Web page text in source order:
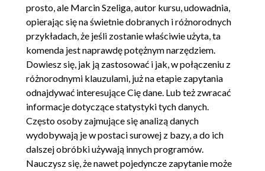
prosto, ale Marcin Szeliga, autor kursu, udowadnia,
opierając się na świetnie dobranych i różnorodnych
przykładach, że jeśli zostanie właściwie użyta, ta
komenda jest naprawdę potężnym narzędziem.
Dowiesz się, jak ją zastosować i jak, w połączeniu z
różnorodnymi klauzulami, już na etapie zapytania
odnajdywać interesujące Cię dane. Lub też zwracać
informacje dotyczące statystyki tych danych.
Często osoby zajmujące się analizą danych
wydobywają je w postaci surowej z bazy, a do ich
dalszej obróbki używają innych programów.
Nauczysz się, że nawet pojedyncze zapytanie może